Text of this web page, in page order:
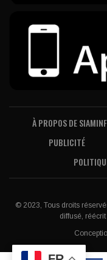
À PROPOS DE
PUBLICITÉ
© 2023, Tous droits
diffusé,